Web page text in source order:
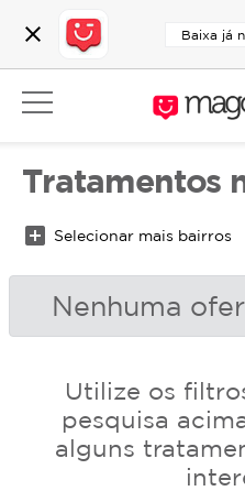
close Baixa já
Tratamentos
add_box Selecionar mais bairros
Nenhuma
Utilize os
pesquisa
alguns